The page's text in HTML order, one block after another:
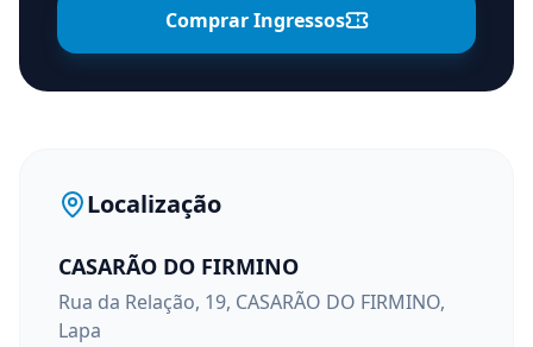
Comprar Ingressos
Localização
CASARÃO DO FIRMINO
Rua da Relação, 19, CASARÃO DO FIRMINO,
Lapa